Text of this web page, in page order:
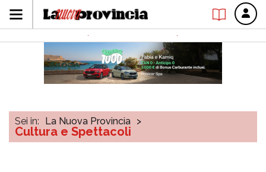
Sei in: La Nuova Provincia >
Cultura e Spettacoli